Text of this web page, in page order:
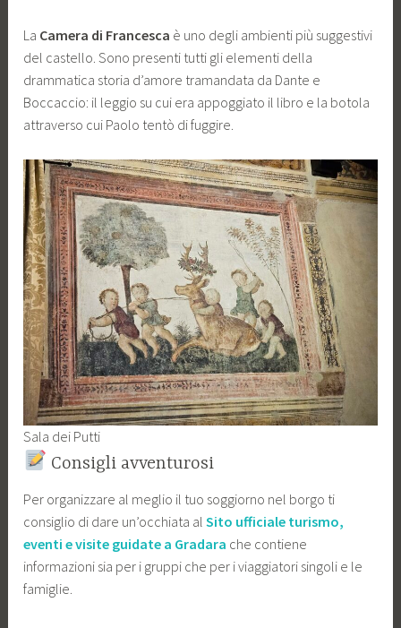
La Camera di Francesca è uno degli ambienti più suggestivi
del castello. Sono presenti tutti gli elementi della
drammatica storia d’amore tramandata da Dante e
Boccaccio: il leggio su cui era appoggiato il libro e la botola
attraverso cui Paolo tentò di fuggire.
Sala dei Putti
Consigli avventurosi
Per organizzare al meglio il tuo soggiorno nel borgo ti
consiglio di dare un’occhiata alSito ufficiale turismo,
eventi e visite guidate a Gradara che contiene
informazioni sia per i gruppi che per i viaggiatori singoli e le
famiglie.